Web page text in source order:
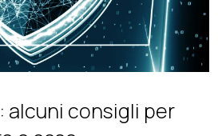
alcuni consigli per